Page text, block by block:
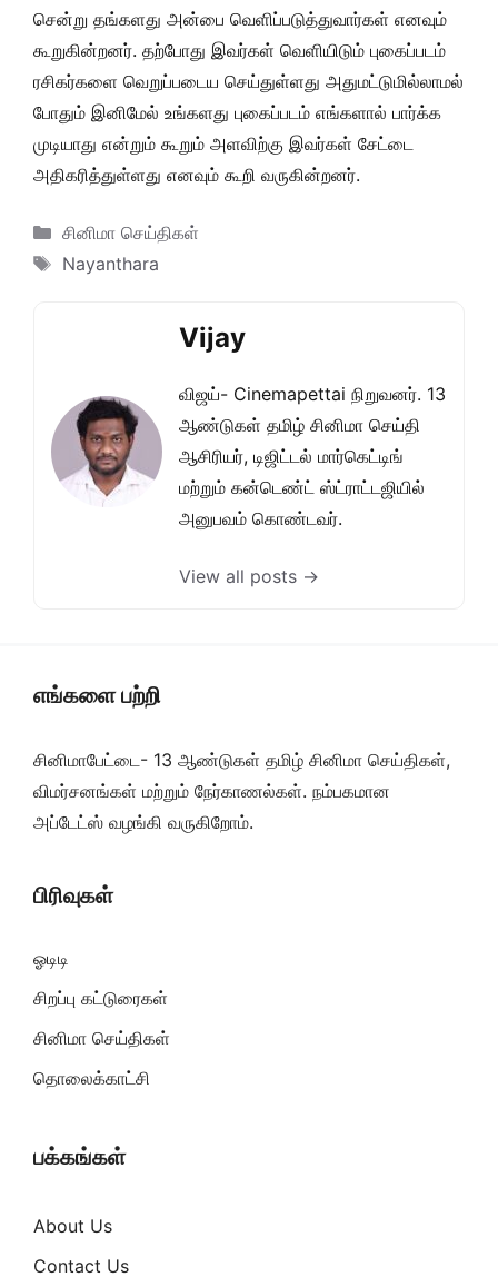
சென்று தங்களது அன்பை வெளிப்படுத்துவார்கள் எனவும்
கூறுகின்றனர். தற்போது இவர்கள் வெளியிடும் புகைப்படம்
ரசிகர்களை வெறுப்படைய செய்துள்ளது அதுமட்டுமில்லாமல்
போதும் இனிமேல் உங்களது புகைப்படம் எங்களால் பார்க்க
முடியாது என்றும் கூறும் அளவிற்கு இவர்கள் சேட்டை
அதிகரித்துள்ளது எனவும் கூறி வருகின்றனர்.
Categories
சினிமா செய்திகள்
Tags
Nayanthara
Vijay
விஜய்- Cinemapettai நிறுவனர். 13
ஆண்டுகள் தமிழ் சினிமா செய்தி
ஆசிரியர், டிஜிட்டல் மார்கெட்டிங்
மற்றும் கன்டெண்ட் ஸ்ட்ராட்டஜியில்
அனுபவம் கொண்டவர்.
View all posts →
எங்களை பற்றி
சினிமாபேட்டை- 13 ஆண்டுகள் தமிழ் சினிமா செய்திகள்,
விமர்சனங்கள் மற்றும் நேர்காணல்கள். நம்பகமான
அப்டேட்ஸ் வழங்கி வருகிறோம்.
பிரிவுகள்
ஓடிடி
சிறப்பு கட்டுரைகள்
சினிமா செய்திகள்
தொலைக்காட்சி
பக்கங்கள்
About Us
Contact Us